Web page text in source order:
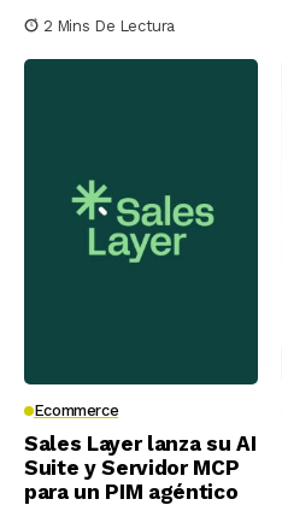
2 Mins De Lectura
Ecommerce
Sales Layer lanza su AI
Suite y Servidor MCP
para un PIM agéntico